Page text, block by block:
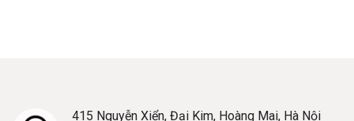
415 Nguyễn Xiển, Đại Kim, Hoàng Mai, Hà Nội